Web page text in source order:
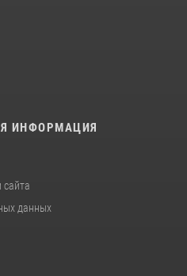
ИНФОРМАЦИЯ
данных